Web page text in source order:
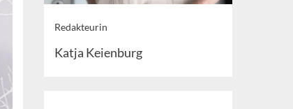
Redakteurin
Katja Keienburg